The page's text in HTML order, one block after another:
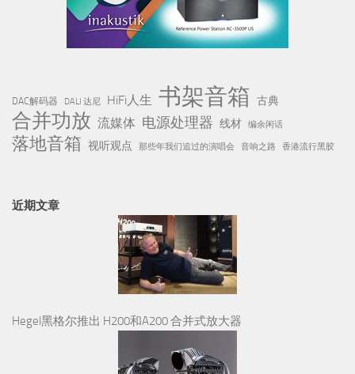
DAC解码器 DALI 达尼 HiFi人生 书架音箱 古典
合并功放 流媒体 电源处理器 线材 编余闲话
落地音箱 视听观点 那些年我们追过的演唱会 音响之路 香港流行黑胶
近期文章
Hegel黑格尔推出 H200和A200 合并式放大器